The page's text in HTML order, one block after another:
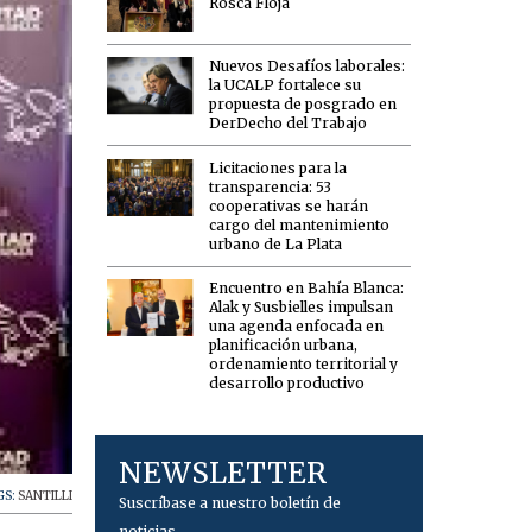
SANTILLI
Nuevos Desafíos laborales:
la UCALP fortalece su
propuesta de posgrado en
DerDecho del Trabajo
Licitaciones para la
transparencia: 53
cooperativas se harán
cargo del mantenimiento
urbano de La Plata
Encuentro en Bahía Blanca:
Alak y Susbielles impulsan
una agenda enfocada en
planificación urbana,
ordenamiento territorial y
desarrollo productivo
NEWSLETTER
Suscríbase a nuestro boletín de